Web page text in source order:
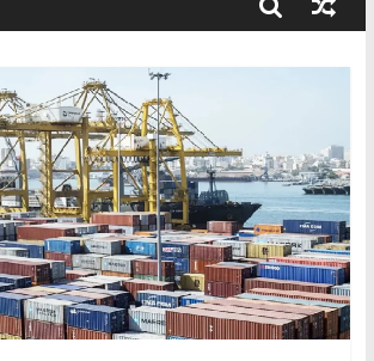
l’armée alors que Paul Biya est hors